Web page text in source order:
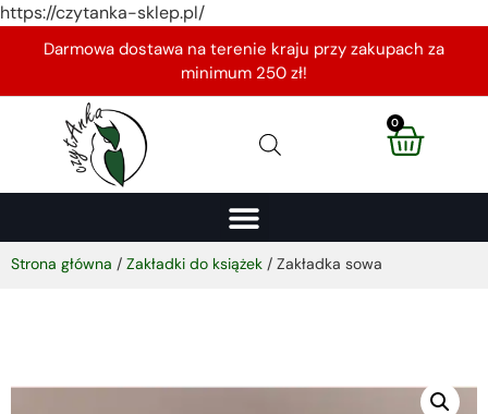
https://czytanka-sklep.pl/
Darmowa dostawa na terenie kraju przy zakupach za
minimum 250 zł!
0
Strona główna / Zakładki do książek / Zakładka sowa